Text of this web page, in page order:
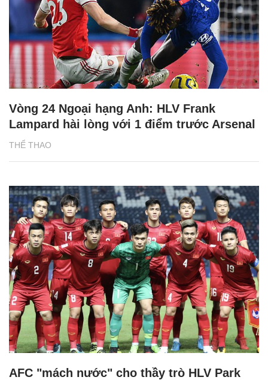
THỂ THAO
Vòng 24 Ngoại hạng Anh: HLV Frank
Lampard hài lòng với 1 điểm trước Arsenal
AFC "mách nước" cho thầy trò HLV Park